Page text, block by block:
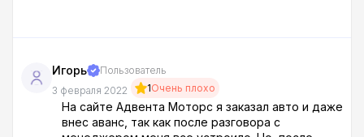
Игорь
Пользователь
3 февраля 2022
1Очень плохо
На сайте Адвента Моторс я заказал авто и даже
внес аванс, так как после разговора с